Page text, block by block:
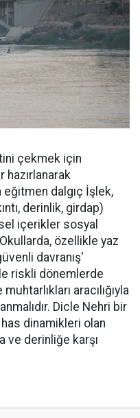
çekmek için
eğitmen dalgıç İşlek,
derinlik, girdap)
içerikler sosyal
Okullarda, özellikle yaz
davranış'
riskli dönemlerde
aracılığıyla
Dicle Nehri bir
dinamikleri olan
ve derinliğe karşı